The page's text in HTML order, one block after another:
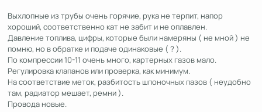
Выхлопные из трубы очень горячие, рука не терпит, напор
хороший, соответственно кат не забит и не оплавлен.
Давление топлива, цифры, которые были намеряны ( не мной ) не
помню, но в обратке и подаче одинаковые ( ? ).
По компрессии 10-11 очень много, картерных газов мало.
Регулировка клапанов или проверка, как минимум.
На соответствие меток, разбитость шпоночных пазов ( неудобно
там, радиатор мешает, ремни ).
Провода новые.